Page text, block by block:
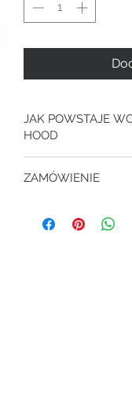
JAK POWSTAJE
HOOD
jest kilkanaście
podstawoą
ZAMÓWIENIE
zakup składasz